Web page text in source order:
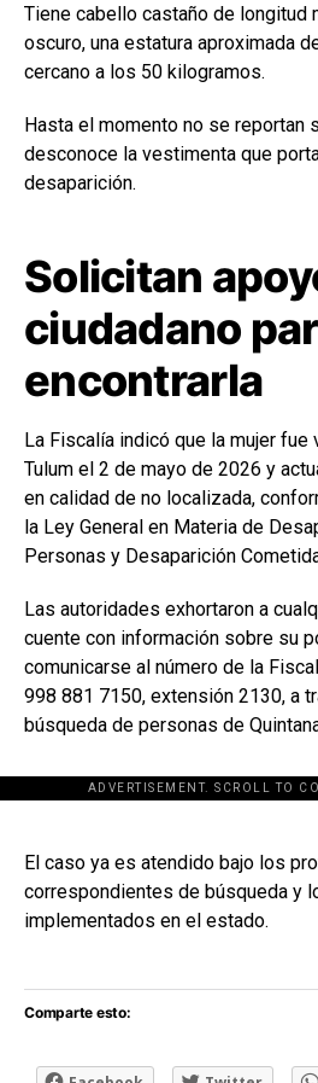
Tiene cabello castaño de longitud
oscuro, una estatura aproximada
cercano a los 50 kilogramos.
Hasta el momento no se reportan
desconoce la vestimenta que
desaparición.
Solicitan
ciudadano
encontrarla
La Fiscalía indicó que la mujer
Tulum el 2 de mayo de 2026 y
en calidad de no localizada,
la Ley General en Materia de
Personas y Desaparición
Las autoridades exhortaron a
cuente con información sobre su
comunicarse al número de la
998 881 7150, extensión 2130, a
búsqueda de personas de
ADVERTISEMENT. SCROLL TO
[adsforwp
El caso ya es atendido bajo los
correspondientes de búsqueda y
implementados en el estado.
Comparte esto: